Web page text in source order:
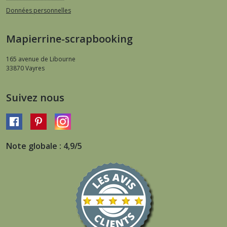
Données personnelles
Mapierrine-scrapbooking
165 avenue de Libourne
33870Vayres
Suivez nous
Note globale : 4,9/5